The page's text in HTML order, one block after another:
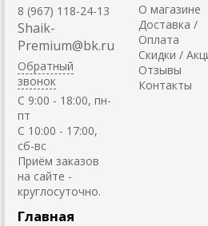
8 (967) 118-24-13
Shaik-
Premium@bk.ru
Обратный
звонок
C 9:00 - 18:00, пн-
пт
С 10:00 - 17:00,
сб-вс
Приём заказов
на сайте -
круглосуточно.
О магазине
Доставка /
Оплата
Скидки /
Отзывы
Контакты
Главная